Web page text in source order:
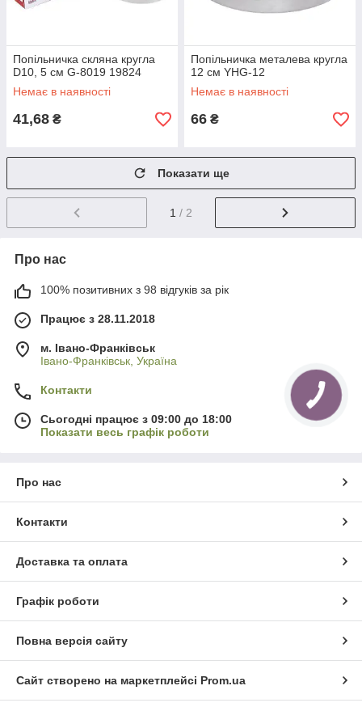
Попільничка скляна кругла
D10, 5 см G-8019 19824
Немає в наявності
41,68 ₴
Попільничка металева кругла
12 см YHG-12
Немає в наявності
66 ₴
Показати ще
1 / 2
Про нас
100% позитивних з 98 відгуків за рік
Працює з 28.11.2018
м. Івано-Франківськ
Івано-Франківськ, Україна
Контакти
Сьогодні працює з 09:00 до 18:00
Показати весь графік роботи
Про нас
Контакти
Доставка та оплата
Графік роботи
Повна версія сайту
Сайт створено на маркетплейсі Prom.ua